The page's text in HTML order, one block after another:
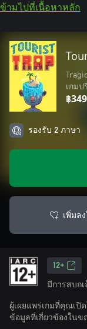
ข้ามไปที่เนื้อหาหลัก
เกม
฿
รองรับ 2 ภาษา
เพิ่มล
12+
มีการสบถ
ผู้เผยแพร่เกมที่คุณเปิ
ข้อมูลที่เกี่ยวข้องใน